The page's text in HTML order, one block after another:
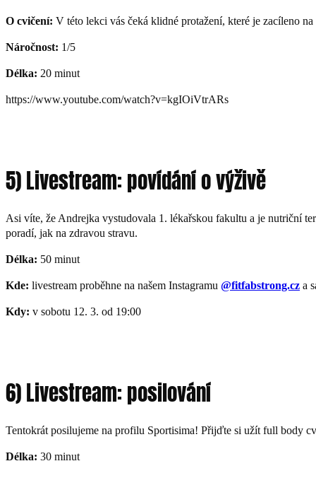
O cvičení: V této lekci vás čeká klidné protažení, které je zacíleno
Náročnost: 1/5
Délka: 20 minut
https://www.youtube.com/watch?v=kgIOiVtrARs
5) Livestream: povídání o výživě
Asi víte, že Andrejka vystudovala 1. lékařskou fakultu a je nutriční
poradí, jak na zdravou stravu.
Délka: 50 minut
Kde: livestream proběhne na našem Instagramu @fitfabstrong.cz a
Kdy: v sobotu 12. 3. od 19:00
6) Livestream: posilování
Tentokrát posilujeme na profilu Sportisima! Přijďte si užít full body
Délka: 30 minut